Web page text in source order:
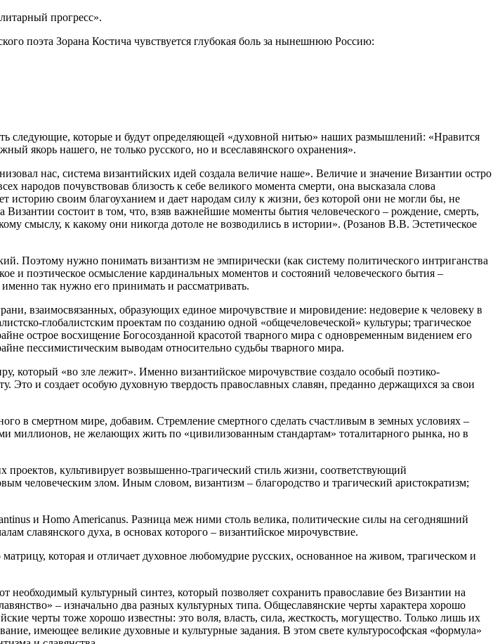
прогресс».
поэта Зорана Костича чувствуется глубокая боль за нынешнюю Россию:
следующие, которые и будут определяющей «духовной нитью» наших размышлений: «Нравится
якорь нашего, не только русского, но и всеславянского охранения».
нас, система византийских идей создала величие наше». Величие и значение Византии остро
народов почувствовав близость к себе великого момента смерти, она высказала слова
историю своим благоуханием и дает народам силу к жизни, без которой они не могли бы, не
состоит в том, что, взяв важнейшие моменты бытия человеческого – рождение, смерть,
смыслу, к какому они никогда дотоле не возводились в истории». (Розанов В.В. Эстетическое
Поэтому нужно понимать византизм не эмпирически (как систему политического интриганства
и поэтическое осмысление кардинальных моментов и состояний человеческого бытия –
так нужно его принимать и рассматривать.
взаимосвязанных, образующих единое мирочувствие и мировидение: недоверие к человеку в
глобалистским проектам по созданию одной «общечеловеческой» культуры; трагическое
острое восхищение Богосозданной красотой тварного мира с одновременным видением его
пессимистическим выводам относительно судьбы тварного мира.
который «во зле лежит». Именно византийское мирочувствие создало особый поэтико-
Это и создает особую духовную твердость православных славян, преданно держащихся за свои
в смертном мире, добавим. Стремление смертного сделать счастливым в земных условиях –
миллионов, не желающих жить по «цивилизованным стандартам» тоталитарного рынка, но в
культивирует возвышенно-трагический стиль жизни, соответствующий
человеческим злом. Иным словом, византизм – благородство и трагический аристократизм;
и Homo Americanus. Разница меж ними столь велика, политические силы на сегодняшний
славянского духа, в основах которого – византийское мирочувствие.
которая и отличает духовное любомудрие русских, основанное на живом, трагическом и
необходимый культурный синтез, который позволяет сохранить православие без Византии на
– изначально два разных культурных типа. Общеславянские черты характера хорошо
черты тоже хорошо известны: это воля, власть, сила, жесткость, могущество. Только лишь их
имеющее великие духовные и культурные задания. В этом свете культурософская «формула»